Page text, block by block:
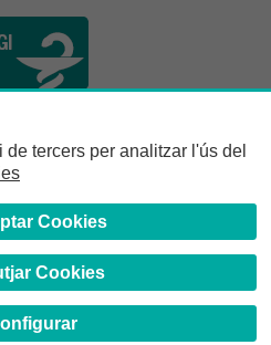
tercers per analitzar l'ús del
Cookies
Cookies